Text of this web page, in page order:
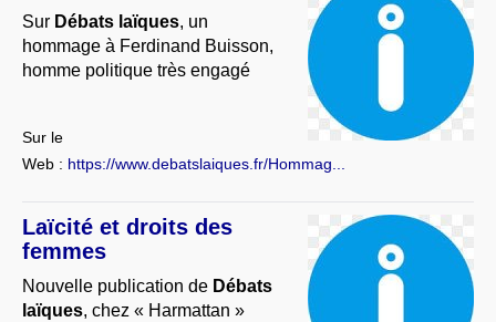
Sur Débats laïques, un
hommage à Ferdinand Buisson,
homme politique très engagé
Sur le
Web : https://www.debatslaiques.fr/Hommag...
Laïcité et droits des
femmes
Nouvelle publication de Débats
laïques, chez « Harmattan »